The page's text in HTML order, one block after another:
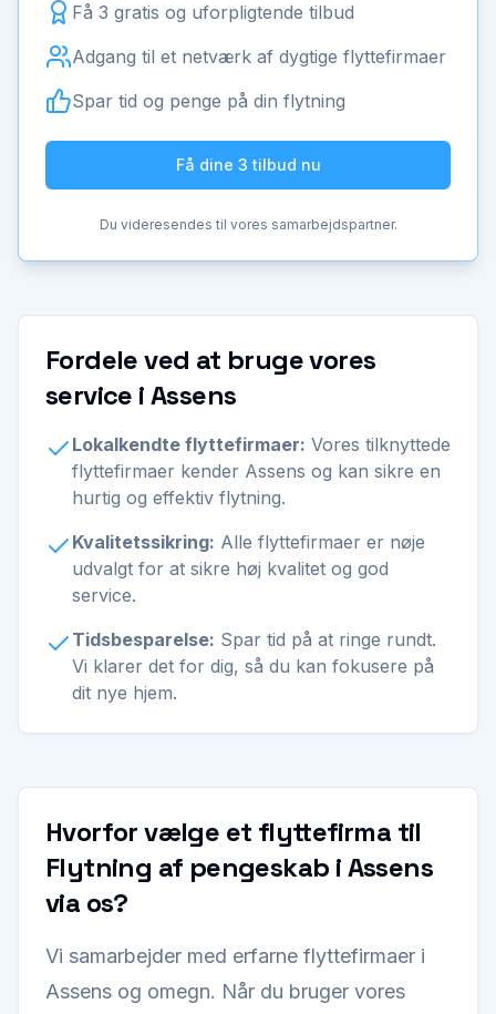
Få 3 gratis og uforpligtende tilbud
Adgang til et netværk af dygtige flyttefirmaer
Spar tid og penge på din flytning
Få dine 3 tilbud nu
Du videresendes til vores samarbejdspartner.
Fordele ved at bruge vores
service i Assens
Lokalkendte flyttefirmaer: Vores tilknyttede
flyttefirmaer kender Assens og kan sikre en
hurtig og effektiv flytning.
Kvalitetssikring: Alle flyttefirmaer er nøje
udvalgt for at sikre høj kvalitet og god
service.
Tidsbesparelse: Spar tid på at ringe rundt.
Vi klarer det for dig, så du kan fokusere på
dit nye hjem.
Hvorfor vælge et flyttefirma til
Flytning af pengeskab i Assens
via os?
Vi samarbejder med erfarne flyttefirmaer i
Assens og omegn. Når du bruger vores